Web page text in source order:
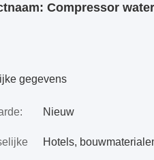
Compressor
gegevens
Nieuw